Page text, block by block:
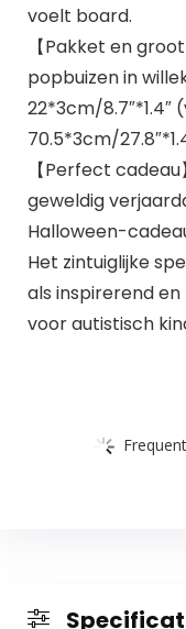
voelt board.
【Pakket en
popbuizen in
22*3cm/
70.5*3cm/
【Perfect
geweldig
Halloween-
Het zintuiglijke
als inspirerend
voor autistisch